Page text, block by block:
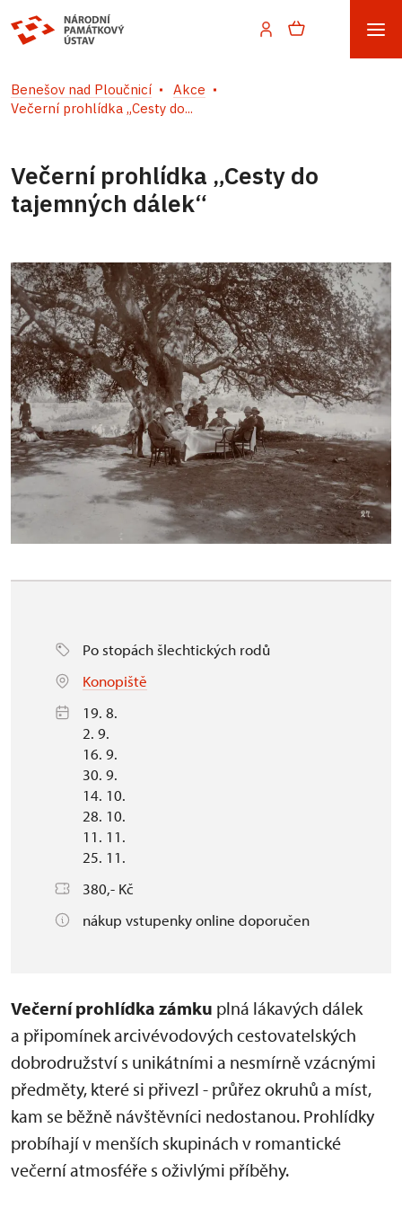
Benešov nad Ploučnicí
Akce
Večerní prohlídka „Cesty do...
Večerní prohlídka „Cesty do
tajemných dálek“
Po stopách šlechtických rodů
Konopiště
19. 8.
2. 9.
16. 9.
30. 9.
14. 10.
28. 10.
11. 11.
25. 11.
380,- Kč
nákup vstupenky online doporučen
Večerní prohlídka zámku plná lákavých dálek
a připomínek arcivévodových cestovatelských
dobrodružství s unikátními a nesmírně vzácnými
předměty, které si přivezl - průřez okruhů a míst,
kam se běžně návštěvníci nedostanou. Prohlídky
probíhají v menších skupinách v romantické
večerní atmosféře s oživlými příběhy.